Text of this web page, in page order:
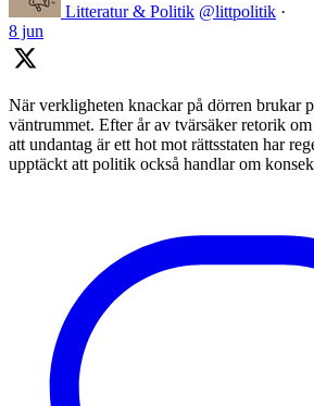
Litteratur & Politik @littpolitik ·
8 jun
När verkligheten knackar på dörren brukar
väntrummet. Efter år av tvärsäker retorik
att undantag är ett hot mot rättsstaten har
upptäckt att politik också handlar om